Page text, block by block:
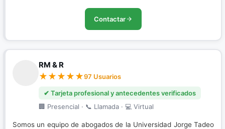
Contactar
RM & R
97 Usuarios
✔ Tarjeta profesional y antecedentes verificados
🏢 Presencial · 📞 Llamada · 💻 Virtual
Somos un equipo de abogados de la Universidad Jorge Tadeo